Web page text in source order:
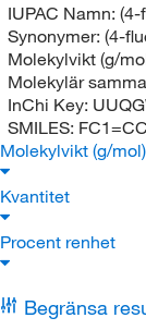
IUPAC Namn: (4-
Synonymer: (4-
Molekylvikt (g/
Molekylär
InChi Key:
SMILES:
Molekylvikt (g/mol)
Kvantitet
Procent renhet
Begränsa